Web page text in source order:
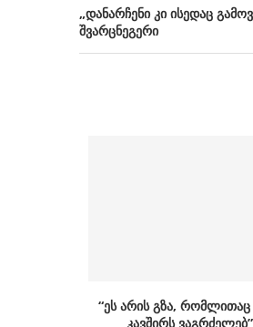
„დანარჩენი კი ისედაც
შვარცნეგერი
“ეს არის გზა, რომლითაც
კავშირს